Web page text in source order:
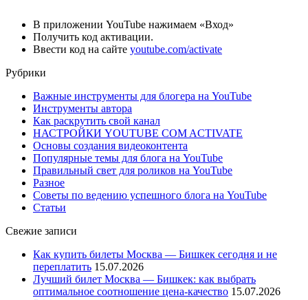
В приложении YouTube нажимаем «Вход»
Получить код активации.
Ввести код на сайте youtube.com/activate
Рубрики
Важные инструменты для блогера на YouTube
Инструменты автора
Как раскрутить свой канал
НАСТРОЙКИ YOUTUBE COM ACTIVATE
Основы создания видеоконтента
Популярные темы для блога на YouTube
Правильный свет для роликов на YouTube
Разное
Советы по ведению успешного блога на YouTube
Статьи
Свежие записи
Как купить билеты Москва — Бишкек сегодня и не
переплатить 15.07.2026
Лучший билет Москва — Бишкек: как выбрать
оптимальное соотношение цена-качество 15.07.2026